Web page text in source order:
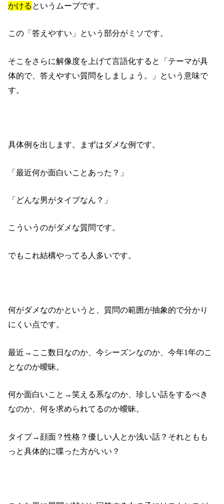
かける というムーブです。
この「答えやすい」という部分がミソです。
そこをさらに解像度を上げて言語化すると「テーマが具
体的で、答えやすい質問をしましょう。」という意味で
す。
具体例を出します。まずはダメな例です。
「最近何か面白いことあった？」
「どんな男がタイプなん？」
こういうのがダメな質問です。
でもこれ結構やってる人多いです。
何がダメなのかというと、質問の範囲が抽象的で分かり
にくい点です。
最近→ここ数日なのか、今シーズンなのか、今年1年のこ
となのか曖昧。
何か面白いこと→笑える系なのか、珍しい話をするべき
なのか、何を求められてるのか曖昧。
タイプ→顔面？性格？優しい人とか浅い話？それともも
っと具体的に喋った方がいい？